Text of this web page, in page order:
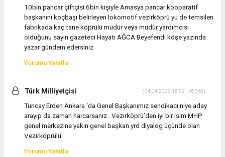
10bin pancar çiftçisi 6bin kişiyle Amasya pancar kooparatif
başkanını koçbaşı belirleyen lokomotif vezirköprü yu de temsilen
fabrikada kaç tane köprülü müdür veya müdür yardımcısı
olduğunu sayin gazeteci Hayatı AĞCA Beyefendi köşe yazında
yazar gündem edersiniz.
Yorumu Yanıtla
Türk Milliyetçisi (04.04.2026 18:52 - #5363)
Tuncay Erden Ankara ‘da Genel Başkanımız sendikacı niye aday
arayıp da zaman harcarsanız . Vezirköprü’den iyi bir isim MHP
genel merkezine yakın genel başkan yrd diyalog üçünde olan
Vezirköprülü
Yorumu Yanıtla